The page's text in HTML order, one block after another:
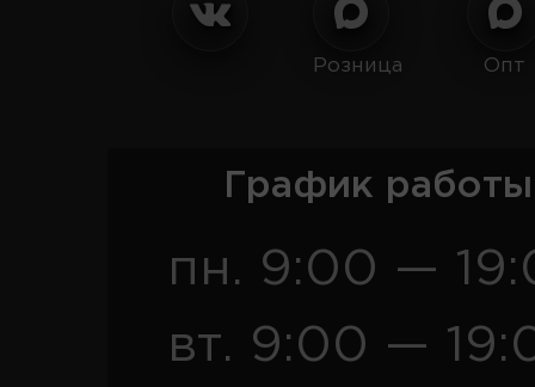
Розница Опт
График
пн. 9:00 —
вт. 9:00 —